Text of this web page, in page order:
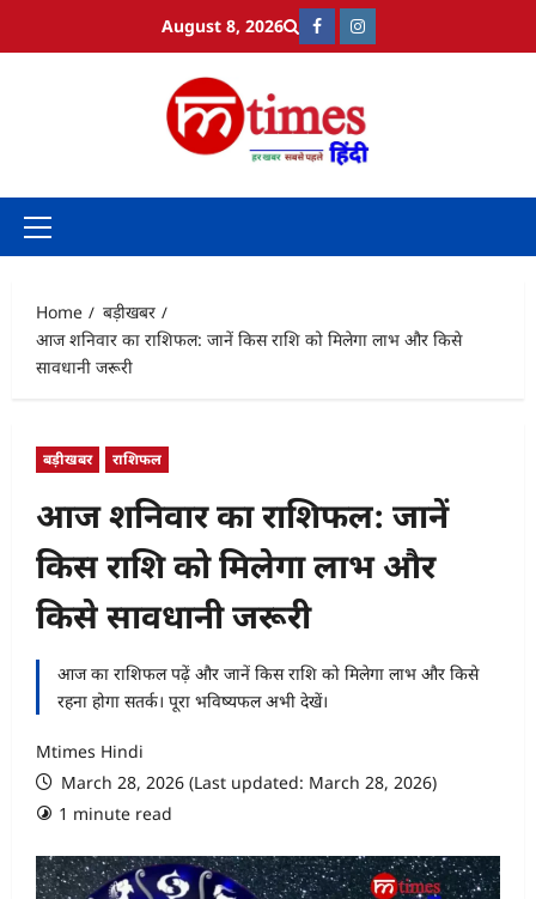
August 8, 2026 Facebook
Primary
Home
बड़ीखबर
आज शनिवार का राशिफल: जानें किस राशि को मिलेगा लाभ और किसे
सावधानी जरूरी
बड़ीखबर राशिफल
आज शनिवार का राशिफल: जानें
किस राशि को मिलेगा लाभ और
किसे सावधानी जरूरी
आज का राशिफल पढ़ें और जानें किस राशि को मिलेगा लाभ और किसे
रहना होगा सतर्क। पूरा भविष्यफल अभी देखें।
Mtimes Hindi
March 28, 2026 (Last updated: March 28, 2026)
1 minute read